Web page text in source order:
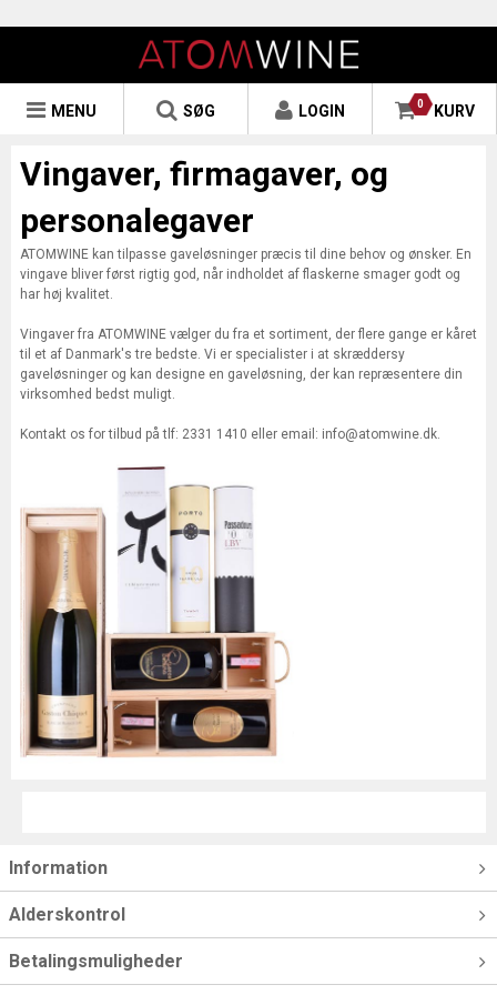
0 KURV
LOGIN
SØG
MENU
Vingaver, firmagaver, og
personalegaver
ATOMWINE kan tilpasse gaveløsninger præcis til dine behov og ønsker. En
vingave bliver først rigtig god, når indholdet af flaskerne smager godt og
har høj kvalitet.
Vingaver fra ATOMWINE vælger du fra et sortiment, der flere gange er kåret
til et af Danmark's tre bedste. Vi er specialister i at skræddersy
gaveløsninger og kan designe en gaveløsning, der kan repræsentere din
virksomhed bedst muligt.
Kontakt os for tilbud på tlf: 2331 1410 eller email: info@atomwine.dk.
Information
Alderskontrol
Betalingsmuligheder